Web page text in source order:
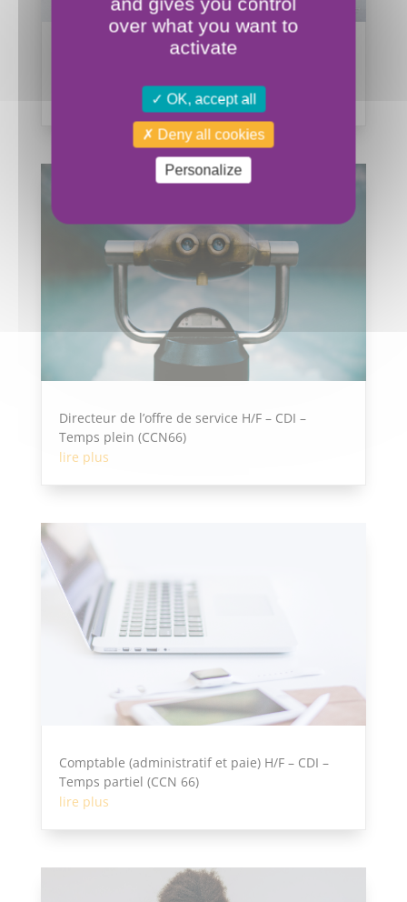
Chef de service H/F – CDI – Temps plein
Directeur de l’offre de service H/F – CDI –
Temps plein (CCN66)
lire plus
Comptable (administratif et paie) H/F – CDI –
Temps partiel (CCN 66)
lire plus
over what you want to
activate
OK, accept all
Deny all cookies
Personalize